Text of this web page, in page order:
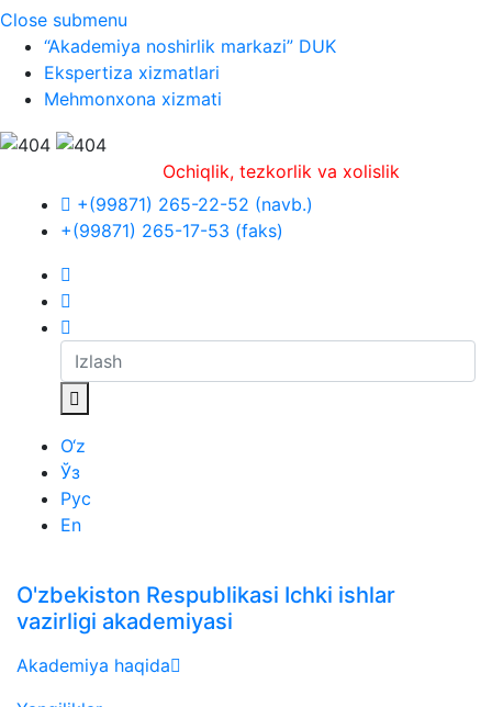
Close submenu
“Akademiya noshirlik markazi” DUK
Ekspertiza xizmatlari
Mehmonxona xizmati
Ochiqlik, tezkorlik va xolislik
+(99871) 265-22-52 (navb.)
+(99871) 265-17-53 (faks)
O‘z
Ўз
Рус
En
O'zbekiston Respublikasi Ichki ishlar
vazirligi akademiyasi
Akademiya haqida